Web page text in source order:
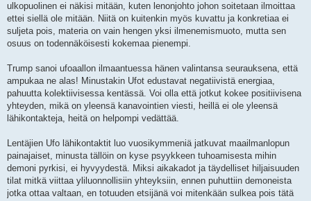
ulkopuolinen ei näkisi mitään, kuten lenonjohto johon soitetaan ilmoittaa
ettei siellä ole mitään. Niitä on kuitenkin myös kuvattu ja konkretiaa ei
suljeta pois, materia on vain hengen yksi ilmenemismuoto, mutta sen
osuus on todennäköisesti kokemaa pienempi.
Trump sanoi ufoaallon ilmaantuessa hänen valintansa seurauksena, että
ampukaa ne alas! Minustakin Ufot edustavat negatiivistä energiaa,
pahuutta kolektiivisessa kentässä. Voi olla että jotkut kokee positiivisena
yhteyden, mikä on yleensä kanavointien viesti, heillä ei ole yleensä
lähikontakteja, heitä on helpompi vedättää.
Lentäjien Ufo lähikontaktit luo vuosikymmeniä jatkuvat maailmanlopun
painajaiset, minusta tällöin on kyse psyykkeen tuhoamisesta mihin
demoni pyrkisi, ei hyvyydestä. Miksi aikakadot ja täydelliset hiljaisuuden
tilat mitkä viittaa yliluonnollisiin yhteyksiin, ennen puhuttiin demoneista
jotka ottaa valtaan, en totuuden etsijänä voi mitenkään sulkea pois tätä